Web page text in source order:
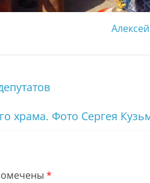
храма. Фото Сергея
*